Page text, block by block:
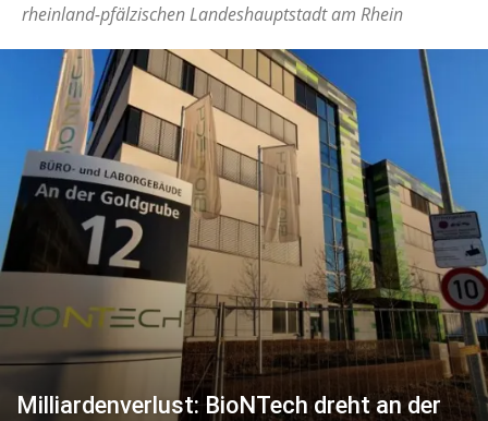
rheinland-pfälzischen Landeshauptstadt am Rhein
Milliardenverlust: BioNTech dreht an der